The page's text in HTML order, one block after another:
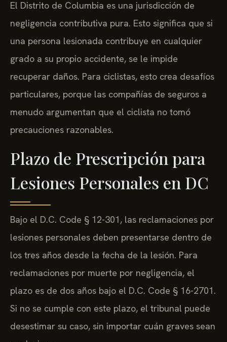
El Distrito de Columbia es una jurisdicción de
negligencia contributiva pura. Esto significa que si
una persona lesionada contribuye en cualquier
grado a su propio accidente, se le impide
recuperar daños. Para ciclistas, esto crea desafíos
particulares, porque las compañías de seguros a
menudo argumentan que el ciclista no tomó
precauciones razonables.
Plazo de Prescripción para
Lesiones Personales en DC
Bajo el D.C. Code § 12-301, las reclamaciones por
lesiones personales deben presentarse dentro de
los tres años desde la fecha de la lesión. Para
reclamaciones por muerte por negligencia, el
plazo es de dos años bajo el D.C. Code § 16-2701.
Si no se cumple con este plazo, el tribunal puede
desestimar su caso, sin importar cuán graves sean